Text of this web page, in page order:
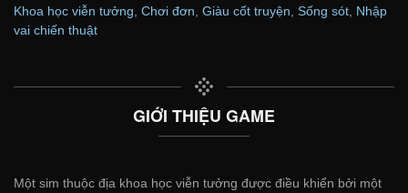
Khoa học viễn tưởng Chơi đơn Giàu cốt truyện Sống sót Nhập
vai chiến thuật
GIỚI THIỆU GAME
Một sim thuộc địa khoa học viễn tưởng được điều khiển bởi một